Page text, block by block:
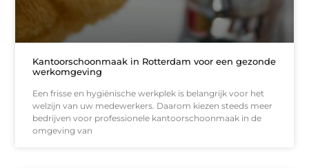
Kantoorschoonmaak in Rotterdam voor een gezonde
werkomgeving
Een frisse en hygiënische werkplek is belangrijk voor het
welzijn van uw medewerkers. Daarom kiezen steeds meer
bedrijven voor professionele kantoorschoonmaak in de
omgeving van